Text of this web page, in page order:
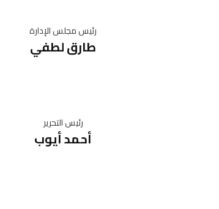
رئيس مجلس الإدارة
طارق لطفي
رئيس التحرير
أحمد أيوب